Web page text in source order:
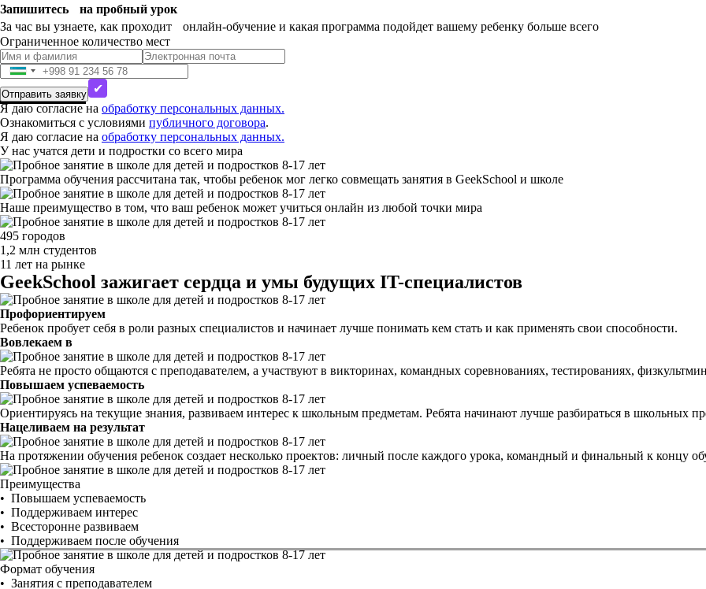
Запишитесь на пробный урок
За час вы узнаете, как проходит онлайн-обучение и какая программа подойдет вашему ребенку больше всего
Ограниченное количество мест
Я даю согласие на обработку персональных данных.
Ознакомиться с условиями публичного договора.
Я даю согласие на обработку персональных данных.
У нас учатся дети и подростки со всего мира
Программа обучения рассчитана так, чтобы ребенок мог легко совмещать занятия в GeekSchool и школе
Наше преимущество в том, что ваш ребенок может учиться онлайн из любой точки мира
495 городов
1,2 млн студентов
11 лет на рынке
GeekSchool зажигает сердца и умы будущих IT-специалистов
Профориентируем
Ребенок пробует себя в роли разных специалистов и начинает лучше понимать кем стать и как применять свои способности.
Вовлекаем в
Ребята не просто общаются с преподавателем, а участвуют в викторинах, командных соревнованиях, тестированиях,
Повышаем успеваемость
Ориентируясь на текущие знания, развиваем интерес к школьным предметам. Ребята начинают лучше разбираться в школьных
Нацеливаем на результат
На протяжении обучения ребенок создает несколько проектов: личный после каждого урока, командный и финальный к концу
Преимущества
Повышаем успеваемость
Поддерживаем интерес
Всесторонне развиваем
Поддерживаем после обучения
Формат обучения
Занятия с преподавателем